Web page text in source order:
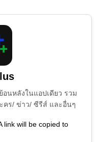
นหลังในแอปเดียว รวม
คร/ ข่าว/ ซีรีส์ และอื่นๆ
link will be copied to